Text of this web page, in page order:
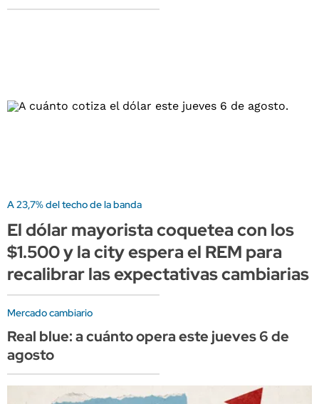
A 23,7% del techo de la banda
El dólar mayorista coquetea con los
$1.500 y la city espera el REM para
recalibrar las expectativas cambiarias
Mercado cambiario
Real blue: a cuánto opera este jueves 6 de
agosto